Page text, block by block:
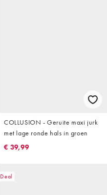
COLLUSION - Geruite maxi jurk
met lage ronde hals in groen
€ 39,99
Deal